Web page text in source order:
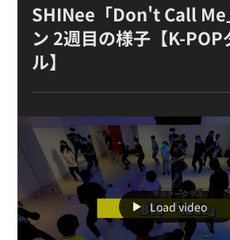
SHINee「Don't Call Me
ン 2週目の様子【K-POP
ル】
Load video